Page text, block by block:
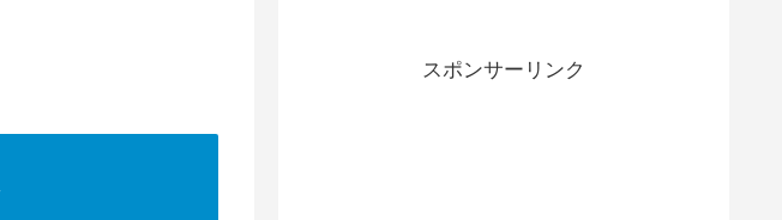
スポンサーリンク